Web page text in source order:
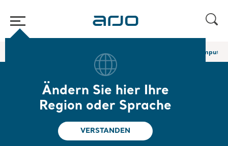
Ändern Sie hier Ihre
Region oder Sprache
VERSTANDEN
Körpergurte für den Sitztransfer Clipgurt für
Clipgurt für
Beinamputierte mit
Klettverschluss